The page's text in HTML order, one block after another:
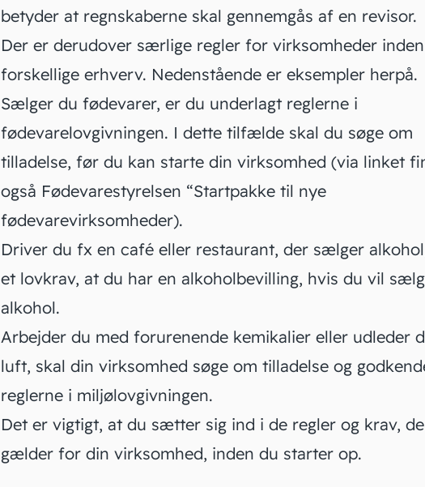
betyder at regnskaberne skal gennemgås af en revisor.
Der er derudover særlige regler for virksomheder
forskellige erhverv. Nedenstående er eksempler herpå.
Sælger du fødevarer, er du underlagt reglerne i
fødevarelovgivningen. I dette tilfælde skal du søge om
tilladelse, før du kan starte din virksomhed (via linket
også Fødevarestyrelsen “Startpakke til nye
fødevarevirksomheder).
Driver du fx en café eller restaurant, der sælger
et lovkrav, at du har en alkoholbevilling, hvis du vil
alkohol.
Arbejder du med forurenende kemikalier eller udleder
luft, skal din virksomhed søge om tilladelse og
reglerne i miljølovgivningen.
Det er vigtigt, at du sætter sig ind i de regler og krav,
gælder for din virksomhed, inden du starter op.